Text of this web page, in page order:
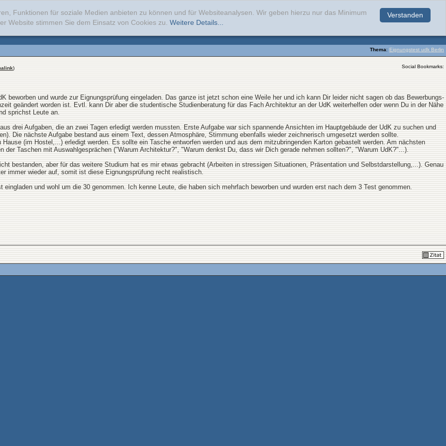
Verstanden
Funktionen für soziale Medien anbieten zu können und für Websiteanalysen. Wir geben hierzu nur das Minimum
Website stimmen Sie dem Einsatz von Cookies zu. Weitere Details...
Thema: Eignungstest udk Berlin
) Social Bookmarks:
beworben und wurde zur Eignungsprüfung eingeladen. Das ganze ist jetzt schon eine Weile her und ich kann Dir leider nicht sagen ob das Bewerbungs-
geändert worden ist. Evtl. kann Dir aber die studentische Studienberatung für das Fach Architektur an der UdK weiterhelfen oder wenn Du in der Nähe
sprichst Leute an.
drei Aufgaben, die an zwei Tagen erledigt werden mussten. Erste Aufgabe war sich spannende Ansichten im Hauptgebäude der UdK zu suchen und
Die nächste Aufgabe bestand aus einem Text, dessen Atmosphäre, Stimmung ebenfalls wieder zeichnerisch umgesetzt werden sollte.
(im Hostel,...) erledigt werden. Es sollte ein Tasche entworfen werden und aus dem mitzubringenden Karton gebastelt werden. Am nächsten
der Taschen mit Auswahlgesprächen ("Warum Architektur?", "Warum denkst Du, dass wir Dich gerade nehmen sollten?", "Warum UdK?"...).
bestanden, aber für das weitere Studium hat es mir etwas gebracht (Arbeiten in stressigen Situationen, Präsentation und Selbstdarstellung,...). Genau
immer wieder auf, somit ist diese Eignungsprüfung recht realistisch.
eingladen und wohl um die 30 genommen. Ich kenne Leute, die haben sich mehrfach beworben und wurden erst nach dem 3 Test genommen.